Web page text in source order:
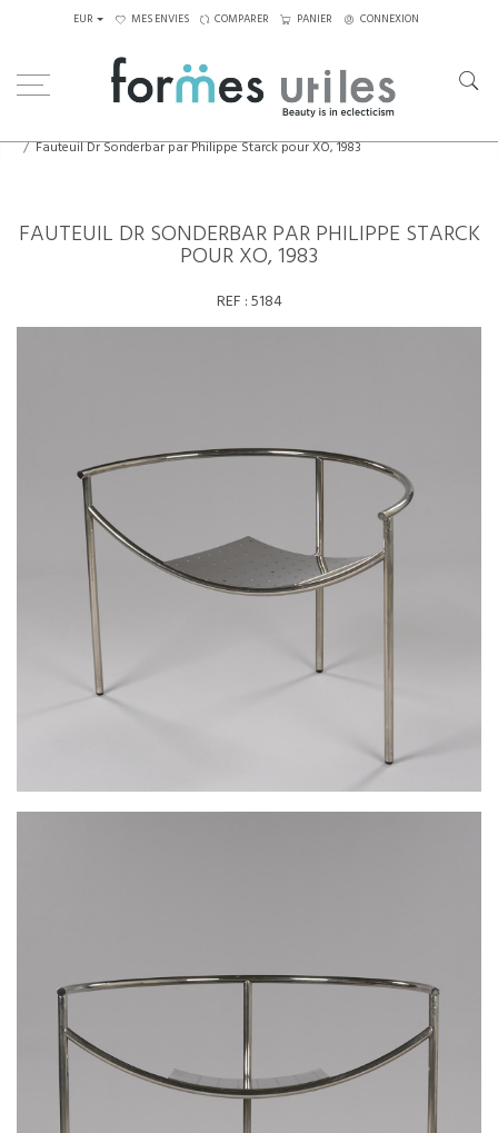
EUR MES ENVIES COMPARER PANIER CONNEXION
Fauteuil Dr Sonderbar par Philippe Starck pour XO, 1983
FAUTEUIL DR SONDERBAR PAR PHILIPPE STARCK
POUR XO, 1983
REF :5184